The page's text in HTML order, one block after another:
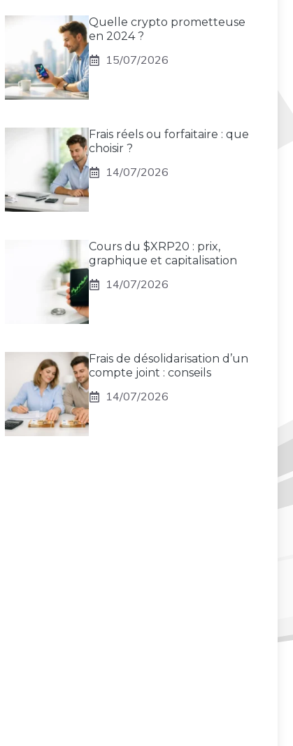
Quelle crypto prometteuse
en 2024 ?
15/07/2026
Frais réels ou forfaitaire : que
choisir ?
14/07/2026
Cours du $XRP20 : prix,
graphique et capitalisation
14/07/2026
Frais de désolidarisation d’un
compte joint : conseils
14/07/2026